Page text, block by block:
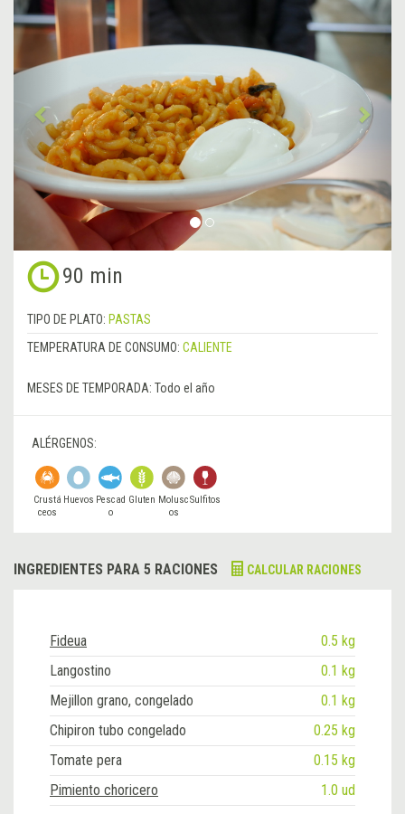
Anterior
90 min
TIPO DE PLATO: PASTAS
TEMPERATURA DE CONSUMO: CALIENTE
MESES DE TEMPORADA: Todo el año
ALÉRGENOS:
Crustá
ceos
Huevos Pescad
o
Gluten Molusc
os
Sulfitos
INGREDIENTES PARA 5 RACIONES CALCULAR RACIONES
Fideua
0.5 kg
Langostino
0.1 kg
Mejillon grano, congelado
0.1 kg
Chipiron tubo congelado
0.25 kg
Tomate pera
0.15 kg
Pimiento choricero
1.0 ud